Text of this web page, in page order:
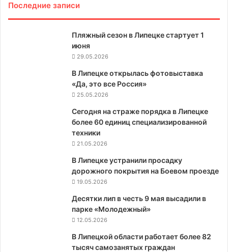
Последние записи
Пляжный сезон в Липецке стартует 1
июня
29.05.2026
В Липецке открылась фотовыставка
«Да, это все Россия»
25.05.2026
Сегодня на страже порядка в Липецке
более 60 единиц специализированной
техники
21.05.2026
В Липецке устранили просадку
дорожного покрытия на Боевом проезде
19.05.2026
Десятки лип в честь 9 мая высадили в
парке «Молодежный»
12.05.2026
В Липецкой области работает более 82
тысяч самозанятых граждан